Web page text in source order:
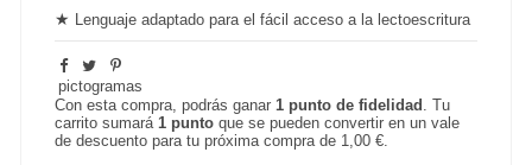
★ Lenguaje adaptado para el fácil acceso a la lectoescritura
pictogramas
Con esta compra, podrás ganar1 punto de fidelidad . Tu
carrito sumará1 punto que se pueden convertir en un vale
de descuento para tu próxima compra de 1,00 €.